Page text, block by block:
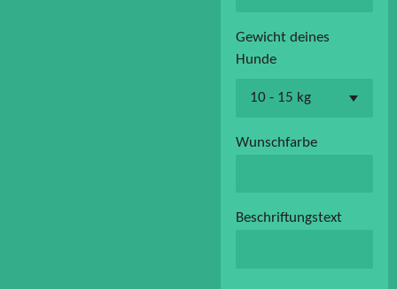
Gewicht deines
Hunde
Wunschfarbe
Beschriftungstext